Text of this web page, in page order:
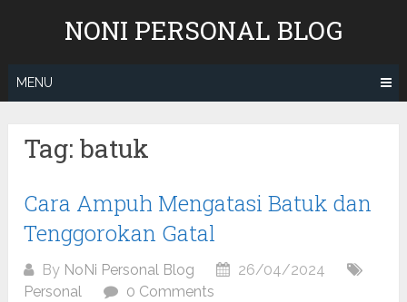
NONI PERSONAL BLOG
MENU
Tag:batuk
Cara Ampuh Mengatasi Batuk dan
Tenggorokan Gatal
By NoNi Personal Blog
26/04/2024
Personal
0 Comments